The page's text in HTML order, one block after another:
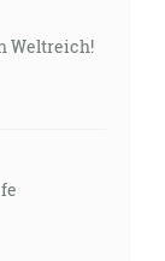
Weltreich!